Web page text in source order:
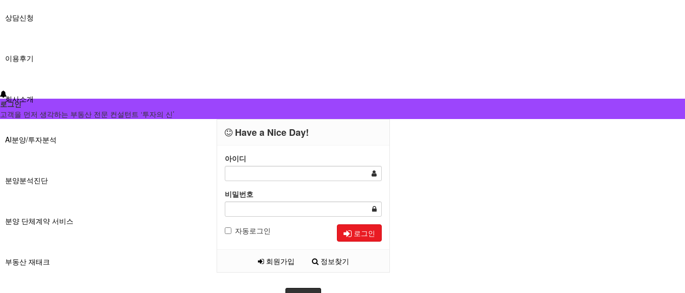
상담신청
이용후기
회사소개
AI분양/투자분석
분양분석진단
분양 단체계약 서비스
부동산 재태크
로그인
고객을 먼저 생각하는 부동산 전문 컨설턴트 ‘투자의 신’
Have a Nice Day!
아이디
비밀번호
자동로그인 로그인
회원가입 정보찾기